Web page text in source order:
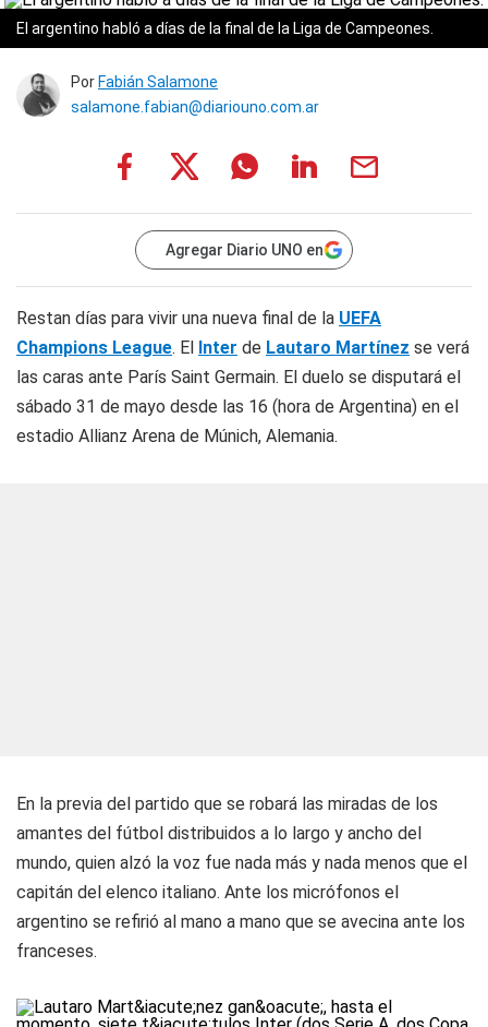
El argentino habló a días de la final de la Liga de Campeones.
Por Fabián Salamone
salamone.fabian@diariouno.com.ar
Agregar Diario UNO en
Restan días para vivir una nueva final de la UEFA
Champions League. El Inter de Lautaro Martínez se verá
las caras ante París Saint Germain. El duelo se disputará el
sábado 31 de mayo desde las 16 (hora de Argentina) en el
estadio Allianz Arena de Múnich, Alemania.
En la previa del partido que se robará las miradas de los
amantes del fútbol distribuidos a lo largo y ancho del
mundo, quien alzó la voz fue nada más y nada menos que el
capitán del elenco italiano. Ante los micrófonos el
argentino se refirió al mano a mano que se avecina ante los
franceses.